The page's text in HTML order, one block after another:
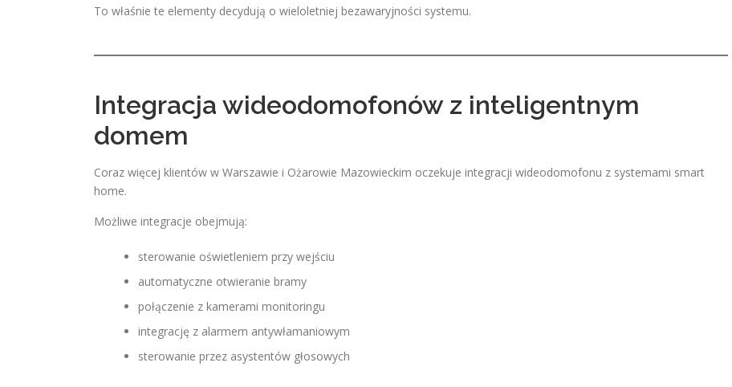
To właśnie te elementy decydują o wieloletniej bezawaryjności systemu.
Integracja wideodomofonów z inteligentnym
domem
Coraz więcej klientów w Warszawie i Ożarowie Mazowieckim oczekuje integracji wideodomofonu z systemami smart
home.
Możliwe integracje obejmują:
sterowanie oświetleniem przy wejściu
automatyczne otwieranie bramy
połączenie z kamerami monitoringu
integrację z alarmem antywłamaniowym
sterowanie przez asystentów głosowych